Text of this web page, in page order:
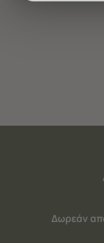
μέλλον. Εάν
Δωρεάν